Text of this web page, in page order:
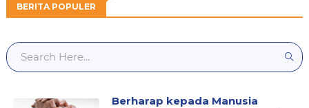
BERITA POPULER
Berharap kepada Manusia